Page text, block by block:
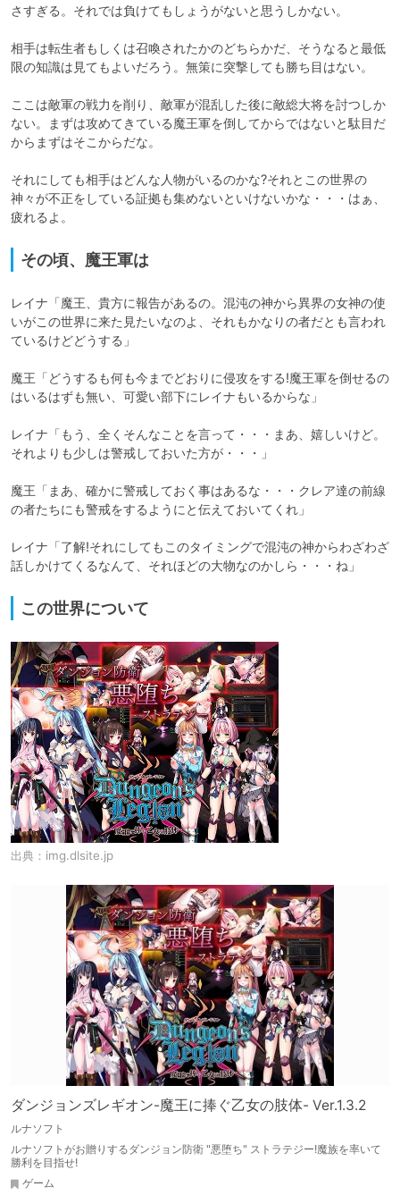
さすぎる。それでは負けてもしょうがないと思うしかない。
相手は転生者もしくは召喚されたかのどちらかだ、そうなると最低
限の知識は見てもよいだろう。無策に突撃しても勝ち目はない。
ここは敵軍の戦力を削り、敵軍が混乱した後に敵総大将を討つしか
ない。まずは攻めてきている魔王軍を倒してからではないと駄目だ
からまずはそこからだな。
それにしても相手はどんな人物がいるのかな?それとこの世界の
神々が不正をしている証拠も集めないといけないかな・・・はぁ、
疲れるよ。
その頃、魔王軍は
レイナ「魔王、貴方に報告があるの。混沌の神から異界の女神の使
いがこの世界に来た見たいなのよ、それもかなりの者だとも言われ
ているけどどうする」
魔王「どうするも何も今までどおりに侵攻をする!魔王軍を倒せるの
はいるはずも無い、可愛い部下にレイナもいるからな」
レイナ「もう、全くそんなことを言って・・・まあ、嬉しいけど。
それよりも少しは警戒しておいた方が・・・」
魔王「まあ、確かに警戒しておく事はあるな・・・クレア達の前線
の者たちにも警戒をするようにと伝えておいてくれ」
レイナ「了解!それにしてもこのタイミングで混沌の神からわざわざ
話しかけてくるなんて、それほどの大物なのかしら・・・ね」
この世界について
出典： img.dlsite.jp
ダンジョンズレギオン-魔王に捧ぐ乙女の肢体- Ver.1.3.2
ルナソフト
ルナソフトがお贈りするダンジョン防衛 "悪堕ち" ストラテジー!魔族を率いて
勝利を目指せ!
ゲーム